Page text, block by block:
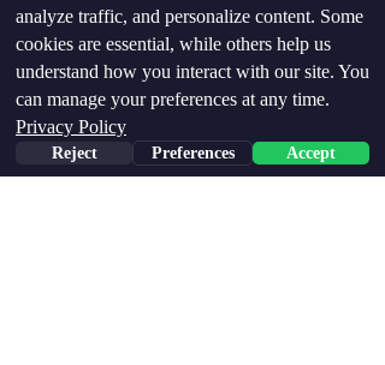
analyze traffic, and personalize content. Some
cookies are essential, while others help us
understand how you interact with our site. You
can manage your preferences at any time.
Privacy Policy
Reject Preferences Accept